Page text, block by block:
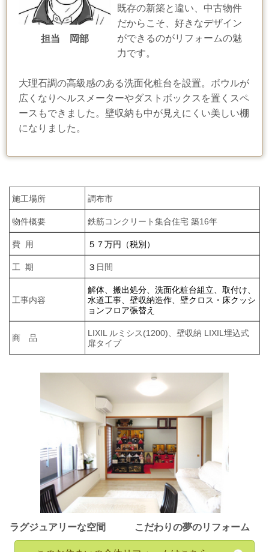
担当 岡部
既存の新築と違い、中古物件
だからこそ、好きなデザイン
ができるのがリフォームの魅
力です。
大理石調の高級感のある洗面化粧台を設置。ボウルが
広くなりヘルスメーターやダストボックスを置くスペ
ースもできました。壁収納も中が見えにくい美しい棚
になりました。
施工場所 調布市
物件概要 鉄筋コンクリート集合住宅 築16年
費 用 ５７万円（税別）
工 期 ３ 日間
工事内容
解体、搬出処分、洗面化粧台組立、取付け、
水道工事、壁収納造作、壁クロス・床クッシ
ョンフロア張替え
商 品
LIXIL ルミシス(1200)、壁収納 LIXIL埋込式
扉タイプ
ラグジュアリーな空間 こだわりの夢のリフォーム